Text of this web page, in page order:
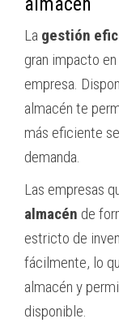
La gestión
gran impacto
empresa.
almacén te
más eficiente
demanda.
Las empresas
almacén de
estricto de
fácilmente, lo
almacén y
disponible.